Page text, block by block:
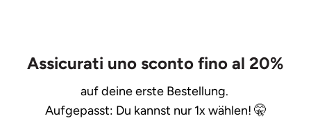
Assicurati uno sconto fino al 20%
auf deine erste Bestellung.
Aufgepasst: Du kannst nur 1x wählen! 🤫